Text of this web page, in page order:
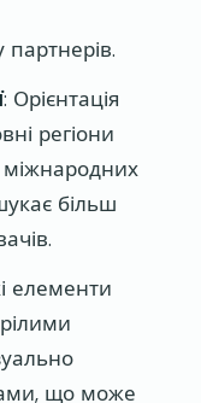
партнерів.
: Орієнтація
регіони
міжнародних
більш
елементи
що може